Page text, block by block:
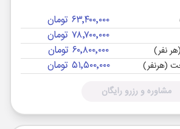
۶۳٬۴۰۰٬۰۰۰ تومان
۷۸٬۷۰۰٬۰۰۰ تومان
نفر) ۶۰٬۸۰۰٬۰۰۰ تومان
(هرنفر) ۵۱٬۵۰۰٬۰۰۰ تومان
مشاوره و رزرو رایگان